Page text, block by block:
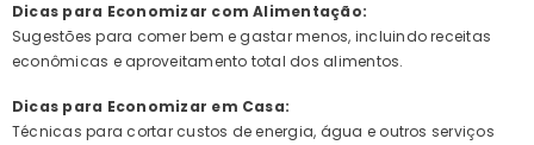
Dicas para Economizar com Alimentação:
Sugestões para comer bem e gastar menos, incluindo receitas
econômicas e aproveitamento total dos alimentos.
Dicas para Economizar em Casa:
Técnicas para cortar custos de energia, água e outros serviços